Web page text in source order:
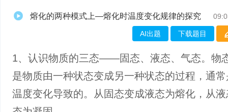
熔化的两种模式上—熔化时温度变化规律的探究
AI出题 下载题目
1、认识物质的三态——固态、液态、气态。物
是物质由一种状态变成另一种状态的过程，通
温度变化导致的。从固态变成液态为熔化，从